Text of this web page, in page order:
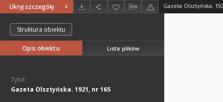
Ukryj szczegóły Gazeta Olsztyńska.
Struktura obiektu
Opis obiektu Lista plików
Tytuł:
Gazeta Olsztyńska. 1921, nr 165